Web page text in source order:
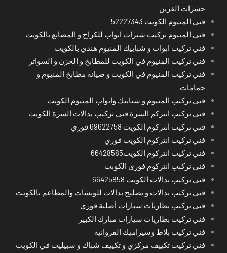
حشرات القرين
فني المنيوم الكويت 52227343
فني المنيوم تركيب شترات ابواب للكراج و المصانع بالكويت
فني تركيب ابواب و شبابيك المنيوم هندي بالكويت
فني تركيب المنيوم في الكويت للمطابخ و الخزن و السواتر
فني تركيب المنيوم في الكويت و صيانة مطابخ المنيوم و
حمامات
فني تركيب المنيوم و شبابيك وابواب المنيوم الكويت
فني تركيب انتركم السرة فني تركيب بدالات السرة الكويت
فني تركيب انتركوم الكويت 69622758 فوري
فني تركيب انتركوم الكويت فوري
فني تركيب انتركوم الكويت66428585
فني تركيب انتركوم فوري الكويت
فني تركيب بدالات الكويت 66425858
فني تركيب بدالات و تصليح بدالات للونشات والمطاعم بالكويت
فني تركيب بطاريات سيارات أصلية فوري
فني تركيب بطاريات سيارات مبارك الكبير
فني تركيب بلاط وسيراميك الفروانية
فني تركيب تكييف مركزي و تكييف شباك و سبيليت في الكويت